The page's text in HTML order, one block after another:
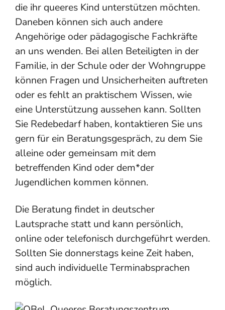
die ihr queeres Kind unterstützen möchten.
Daneben können sich auch andere
Angehörige oder pädagogische Fachkräfte
an uns wenden. Bei allen Beteiligten in der
Familie, in der Schule oder der Wohngruppe
können Fragen und Unsicherheiten auftreten
oder es fehlt an praktischem Wissen, wie
eine Unterstützung aussehen kann. Sollten
Sie Redebedarf haben, kontaktieren Sie uns
gern für ein Beratungsgespräch, zu dem Sie
alleine oder gemeinsam mit dem
betreffenden Kind oder dem*der
Jugendlichen kommen können.
Die Beratung findet in deutscher
Lautsprache statt und kann persönlich,
online oder telefonisch durchgeführt werden.
Sollten Sie donnerstags keine Zeit haben,
sind auch individuelle Terminabsprachen
möglich.